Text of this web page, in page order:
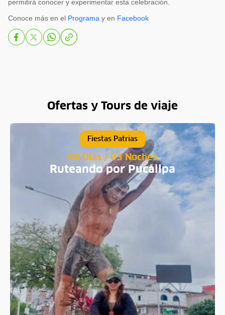
permitirá conocer y experimentar esta celebración.
Conoce más en el Programa y en Facebook
Ofertas y Tours de viaje
Fiestas Patrias
04 Días / 03 Noches
Ruteando por Pucallpa